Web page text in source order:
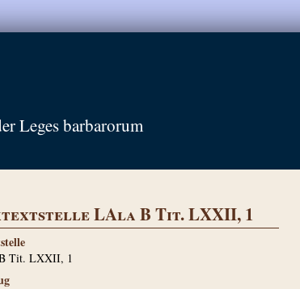
Leges barbarorum
LAla B Tit. LXXII, 1
Tit. LXXII, 1